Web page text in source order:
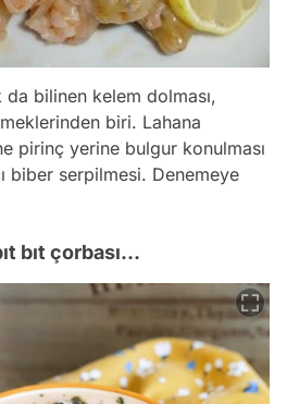
da bilinen kelem dolması,
biri. Lahana
pirinç yerine bulgur konulması
biber serpilmesi. Denemeye
bıt çorbası…